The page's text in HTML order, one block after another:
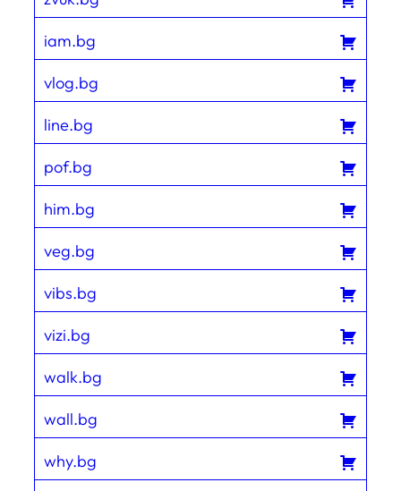
iam.bg
vlog.bg
line.bg
pof.bg
him.bg
veg.bg
vibs.bg
vizi.bg
walk.bg
wall.bg
why.bg